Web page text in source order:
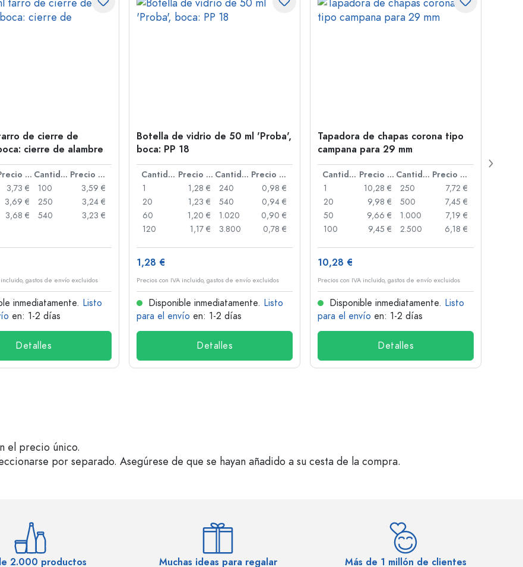
de cierre de
cierre de alambre
Precio por unidad Cantidad
Precio por unidad
3,73 €
3,69 €
3,68 €
100
3,59 €
250
3,24 €
540
3,23 €
gastos de envío excluidos
inmediatamente. Listo
en: 1-2 días
Detalles
Botella de vidrio de 50 ml 'Proba',
boca: PP 18
Cantidad Precio por unidad Cantidad
Precio por unidad
1
1,28 €
20
1,23 €
60
1,20 €
120
1,17 €
240
0,98 €
540
0,94 €
1.020
0,90 €
3.800
0,78 €
1,28 €
Precios con IVA incluido, gastos de envío excluidos
Disponible inmediatamente. Listo
para el envío en: 1-2 días
Detalles
Tapadora de chapas corona tipo
campana para 29 mm
Cantidad Precio por unidad Cantidad
Precio por unidad
1
10,28 €
20
9,98 €
50
9,66 €
100
9,45 €
250
7,72 €
500
7,45 €
1.000
7,19 €
2.500
6,18 €
10,28 €
Precios con IVA incluido, gastos de envío excluidos
Disponible inmediatamente. Listo
para el envío en: 1-2 días
Detalles
el precio único.
por separado. Asegúrese de que se hayan añadido a su cesta de la compra.
2.000 productos Muchas ideas para regalar Más de 1 millón de clientes